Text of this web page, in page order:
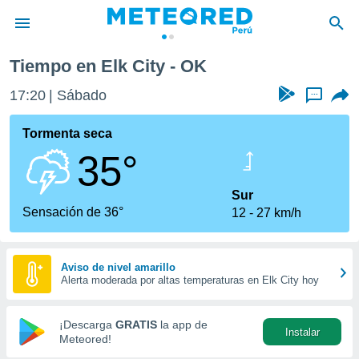
de
ha sido
para
calidad.
a este
las
y
forma
digital
basada
Tiempo en Elk City - OK
17:20 Sábado ...
Tormenta seca
35°
Sensación de 36°
Sur
12
27 km/h
Aviso de nivel amarillo
Alerta moderada por altas temperaturas en Elk City hoy
¡Descarga GRATIS la app de
Meteored!
Instalar